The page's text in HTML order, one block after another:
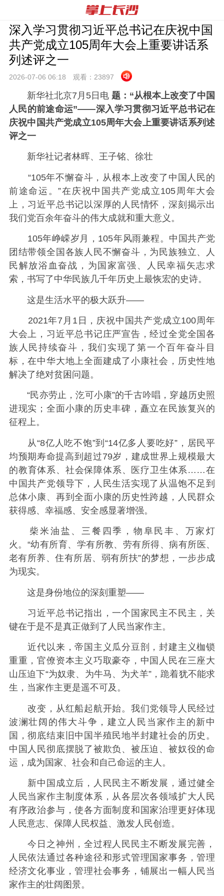
深入学习贯彻习近平总书记在庆祝中国
共产党成立105周年大会上重要讲话系
列述评之一
2026-07-06 06:18 观看： 23897
新华社北京7月5日电 题：“从根本上改变了中国
人民的前途命运”——深入学习贯彻习近平总书记在
庆祝中国共产党成立105周年大会上重要讲话系列述
评之一
新华社记者林晖、王子铭、徐壮
“105年不懈奋斗，从根本上改变了中国人民的
前途命运。”在庆祝中国共产党成立105周年大会
上，习近平总书记以深厚的人民情怀，深刻揭示出
我们党百余年奋斗的伟大成就和重大意义。
105年峥嵘岁月，105年风雨兼程。中国共产党
团结带领全国各族人民不懈奋斗，为民族独立、人
民解放浴血奋战，为国家富强、人民幸福矢志求
索，书写了中华民族几千年历史上最恢宏的史诗。
这是生活水平的极大跃升——
2021年7月1日，庆祝中国共产党成立100周年
大会上，习近平总书记庄严宣告，经过全党全国各
族人民持续奋斗，我们实现了第一个百年奋斗目
标，在中华大地上全面建成了小康社会，历史性地
解决了绝对贫困问题。
“民亦劳止，汔可小康”的千古吟唱，穿越历史照
进现实；全面小康的历史丰碑，矗立在民族复兴的
征程上。
从“8亿人吃不饱”到“14亿多人要吃好”，居民平
均预期寿命提高到超过79岁，建成世界上规模最大
的教育体系、社会保障体系、医疗卫生体系……在
中国共产党领导下，人民生活实现了从温饱不足到
总体小康、再到全面小康的历史性跨越，人民群众
获得感、幸福感、安全感显著增强。
柴米油盐、三餐四季，物阜民丰、万家灯
火。“幼有所育、学有所教、劳有所得、病有所医、
老有所养、住有所居、弱有所扶”的梦想，一步步成
为现实。
这是身份地位的深刻重塑——
习近平总书记指出，一个国家民主不民主，关
键在于是不是真正做到了人民当家作主。
近代以来，帝国主义瓜分豆剖，封建主义枷锁
重重，官僚资本主义巧取豪夺，中国人民在三座大
山压迫下“为奴隶、为牛马、为犬羊”，跪着犹不能求
生，当家作主更是遥不可及。
改变，从红船起航开始。我们党领导人民经过
波澜壮阔的伟大斗争，建立人民当家作主的新中
国，彻底结束旧中国半殖民地半封建社会的历史。
中国人民彻底摆脱了被欺负、被压迫、被奴役的命
运，成为国家、社会和自己命运的主人。
新中国成立后，人民民主不断发展，通过健全
人民当家作主制度体系，从各层次各领域扩大人民
有序政治参与，使各方面制度和国家治理更好体现
人民意志、保障人民权益、激发人民创造。
今日之神州，全过程人民民主不断发展完善，
人民依法通过各种途径和形式管理国家事务，管理
经济文化事业，管理社会事务，铺展出一幅人民当
家作主的壮阔图景。